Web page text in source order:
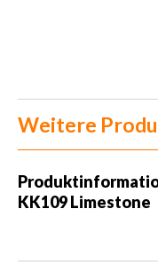
Weitere
KK109 Limestone